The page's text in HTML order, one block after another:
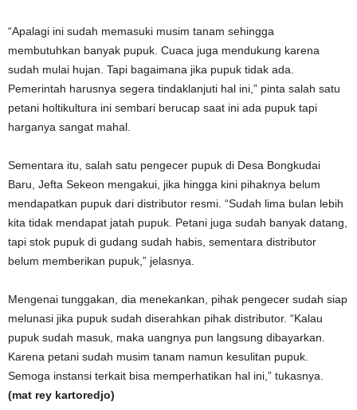
“Apalagi ini sudah memasuki musim tanam sehingga
membutuhkan banyak pupuk. Cuaca juga mendukung karena
sudah mulai hujan. Tapi bagaimana jika pupuk tidak ada.
Pemerintah harusnya segera tindaklanjuti hal ini,” pinta salah satu
petani holtikultura ini sembari berucap saat ini ada pupuk tapi
harganya sangat mahal.
Sementara itu, salah satu pengecer pupuk di Desa Bongkudai
Baru, Jefta Sekeon mengakui, jika hingga kini pihaknya belum
mendapatkan pupuk dari distributor resmi. “Sudah lima bulan lebih
kita tidak mendapat jatah pupuk. Petani juga sudah banyak datang,
tapi stok pupuk di gudang sudah habis, sementara distributor
belum memberikan pupuk,” jelasnya.
Mengenai tunggakan, dia menekankan, pihak pengecer sudah siap
melunasi jika pupuk sudah diserahkan pihak distributor. “Kalau
pupuk sudah masuk, maka uangnya pun langsung dibayarkan.
Karena petani sudah musim tanam namun kesulitan pupuk.
Semoga instansi terkait bisa memperhatikan hal ini,” tukasnya.
(mat rey kartoredjo)